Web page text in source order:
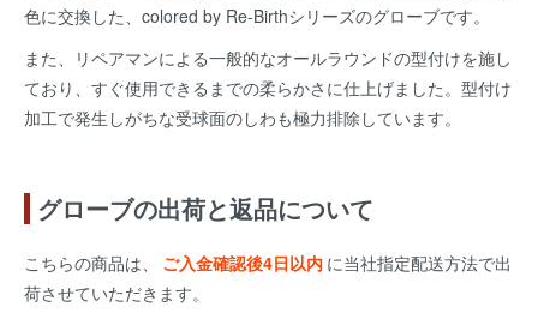
色に交換した、colored by Re-Birthシリーズのグローブです。
また、リペアマンによる一般的なオールラウンドの型付けを施し
ており、すぐ使用できるまでの柔らかさに仕上げました。型付け
加工で発生しがちな受球面のしわも極力排除しています。
グローブの出荷と返品について
こちらの商品は、 ご入金確認後4日以内 に当社指定配送方法で出
荷させていただきます。